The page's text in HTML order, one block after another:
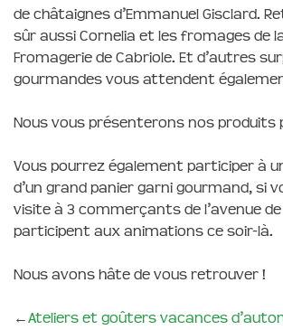
de châtaignes d’Emmanuel Gisclard.
sûr aussi Cornelia et les fromages de
Fromagerie de Cabriole. Et d’autres
gourmandes vous attendent
Nous vous présenterons nos produits
Vous pourrez également participer à
d’un grand panier garni gourmand, si
visite à 3 commerçants de l’avenue
participent aux animations ce soir-là.
Nous avons hâte de vous retrouver !
←Ateliers et goûters vacances